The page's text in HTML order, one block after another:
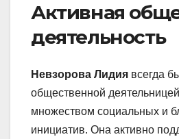
Активная
деятельность
Невзорова Лидия всегда
общественной
множеством социальных и
инициатив. Она активно